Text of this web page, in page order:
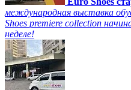
международная выставка
Shoes premiere collection
неделе!